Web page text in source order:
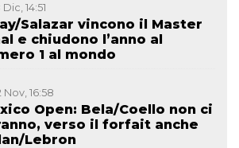
Dic, 14:51
Salazar vincono il Master
e chiudono l’anno al
1 al mondo
Nov, 16:58
Open: Bela/Coello non ci
verso il forfait anche
Lebron